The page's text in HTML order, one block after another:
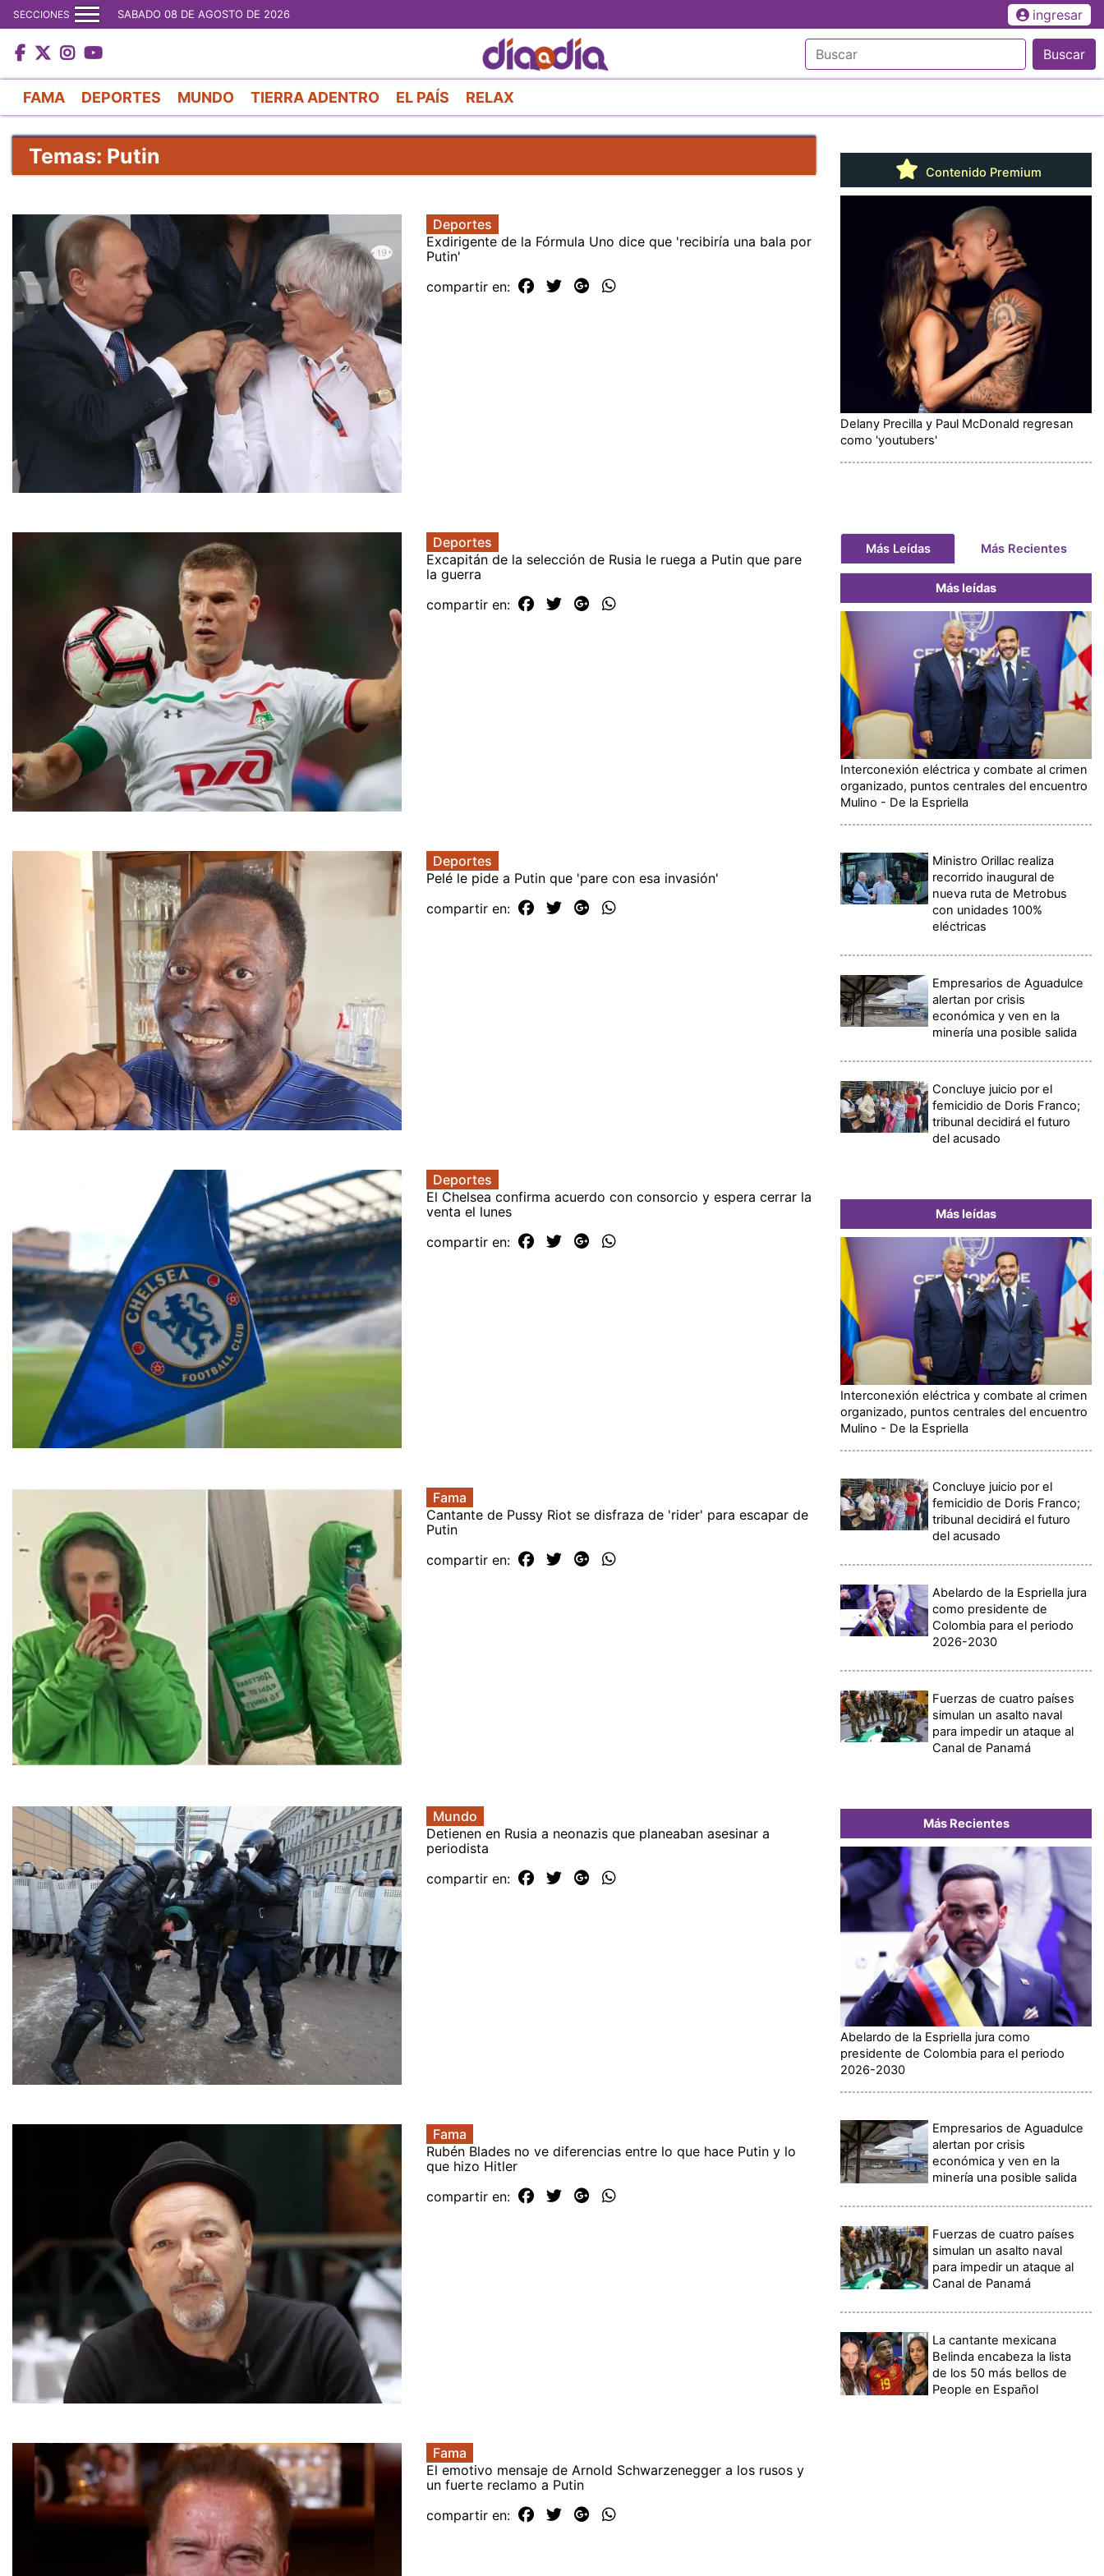
al
contenido
principal
SECCIONES SABADO 08 DE AGOSTO DE 2026 ingresar
Buscar
FAMA DEPORTES MUNDO TIERRA ADENTRO EL PAÍS RELAX
Temas: Putin
Deportes
Exdirigente de la Fórmula Uno dice que 'recibiría una bala por
Putin'
compartir en:
Deportes
Excapitán de la selección de Rusia le ruega a Putin que pare
la guerra
compartir en:
Deportes
Pelé le pide a Putin que 'pare con esa invasión'
compartir en:
Deportes
El Chelsea confirma acuerdo con consorcio y espera cerrar la
venta el lunes
compartir en:
Fama
Cantante de Pussy Riot se disfraza de 'rider' para escapar de
Putin
compartir en:
Mundo
Detienen en Rusia a neonazis que planeaban asesinar a
periodista
compartir en:
Fama
Rubén Blades no ve diferencias entre lo que hace Putin y lo
que hizo Hitler
compartir en:
Fama
El emotivo mensaje de Arnold Schwarzenegger a los rusos y
un fuerte reclamo a Putin
compartir en:
Contenido Premium
Delany Precilla y Paul McDonald regresan
como 'youtubers'
Más Leídas Más Recientes
Más leídas
Interconexión eléctrica y combate al crimen
organizado, puntos centrales del encuentro
Mulino - De la Espriella
Ministro Orillac realiza
recorrido inaugural de
nueva ruta de Metrobus
con unidades 100%
eléctricas
Empresarios de Aguadulce
alertan por crisis
económica y ven en la
minería una posible salida
Concluye juicio por el
femicidio de Doris Franco;
tribunal decidirá el futuro
del acusado
Más leídas
Interconexión eléctrica y combate al crimen
organizado, puntos centrales del encuentro
Mulino - De la Espriella
Concluye juicio por el
femicidio de Doris Franco;
tribunal decidirá el futuro
del acusado
Abelardo de la Espriella jura
como presidente de
Colombia para el periodo
2026-2030
Fuerzas de cuatro países
simulan un asalto naval
para impedir un ataque al
Canal de Panamá
Más Recientes
Abelardo de la Espriella jura como
presidente de Colombia para el periodo
2026-2030
Empresarios de Aguadulce
alertan por crisis
económica y ven en la
minería una posible salida
Fuerzas de cuatro países
simulan un asalto naval
para impedir un ataque al
Canal de Panamá
La cantante mexicana
Belinda encabeza la lista
de los 50 más bellos de
People en Español